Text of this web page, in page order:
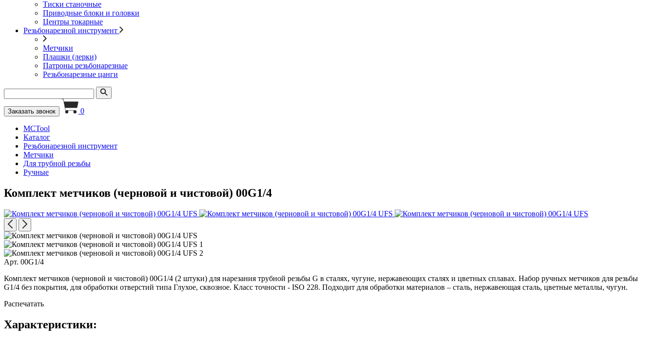
Тиски станочные
Приводные блоки и головки
Центры токарные
Резьбонарезной инструмент
Метчики
Плашки (лерки)
Патроны резьбонарезные
Резьбонарезные цанги
Заказать звонок 0
MCTool
Каталог
Резьбонарезной инструмент
Метчики
Для трубной резьбы
Ручные
Комплект метчиков (черновой и чистовой) 00G1/4
Арт. 00G1/4
Комплект метчиков (черновой и чистовой) 00G1/4 (2 штуки) для нарезания трубной резьбы G в сталях, чугуне, нержавеющих сталях и цветных сплавах. Набор ручных метчиков для резьбы
G1/4 без покрытия, для обработки отверстий типа Глухое, сквозное. Класс точности - ISO 228. Подходит для обработки материалов – сталь, нержавеющая сталь, цветные металлы, чугун.
Распечатать
Характеристики: